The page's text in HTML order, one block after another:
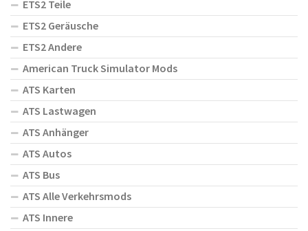
ETS2 Teile
ETS2 Geräusche
ETS2 Andere
American Truck Simulator Mods
ATS Karten
ATS Lastwagen
ATS Anhänger
ATS Autos
ATS Bus
ATS Alle Verkehrsmods
ATS Innere